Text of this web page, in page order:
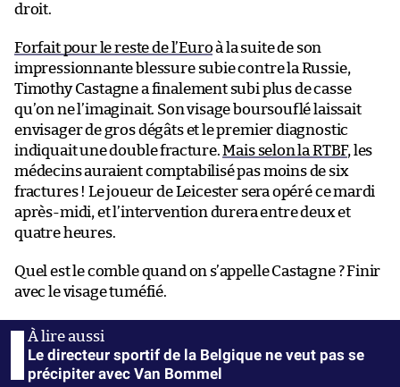
droit.
Forfait pour le reste de l’Euroà la suite de son
impressionnante blessure subie contre la Russie,
Timothy Castagne a finalement subi plus de casse
qu’on ne l’imaginait. Son visage boursouflé laissait
envisager de gros dégâts et le premier diagnostic
indiquait une double fracture.Mais selon la RTBF, les
médecins auraient comptabilisé pas moins de six
fractures ! Le joueur de Leicester sera opéré ce mardi
après-midi, et l’intervention durera entre deux et
quatre heures.
Quel est le comble quand on s’appelle Castagne ? Finir
avec le visage tuméfié.
Le directeur sportif de la Belgique ne veut pas se
précipiter avec Van Bommel